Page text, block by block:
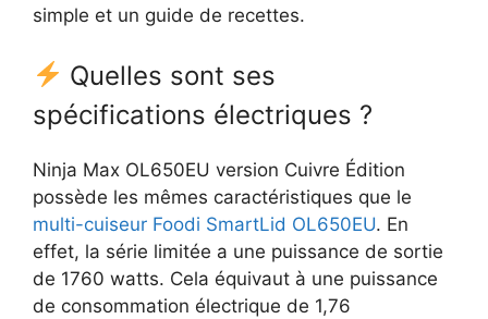
simple et un guide de recettes.
Quelles sont ses
spécifications électriques ?
Ninja Max OL650EU version Cuivre Édition
possède les mêmes caractéristiques que le
multi-cuiseur Foodi SmartLid OL650EU. En
effet, la série limitée a une puissance de sortie
de 1760 watts. Cela équivaut à une puissance
de consommation électrique de 1,76